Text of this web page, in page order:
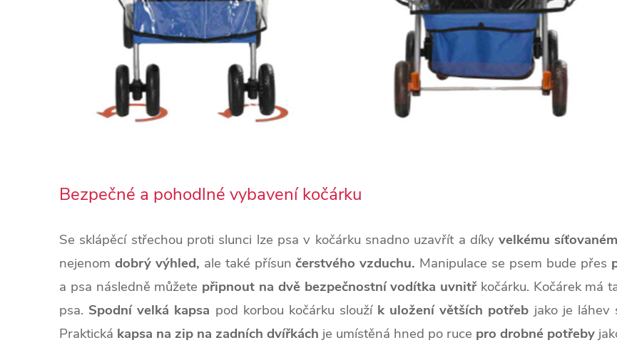
Bezpečné a pohodlné vybavení kočárku
Se sklápěcí střechou proti slunci lze psa v kočárku snadno uzavřít a díkyvelkému
nejenom dobrý výhled, ale také přísunčerstvého vzduchu. Manipulace se psem bude přes
a psa následně můžete připnout na dvě bezpečnostní vodítka uvnitřkočárku. Kočárek má
psa. Spodní velká kapsa pod korbou kočárku slouží k uložení větších potřeb jako je láhev
Praktická kapsa na zip na zadních dvířkách je umístěná hned po ruce pro drobné potřeby